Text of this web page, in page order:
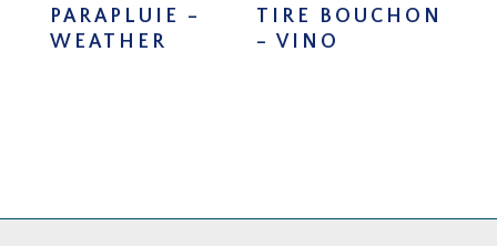
PARAPLUIE –
WEATHER
TIRE BOUCHON
– VINO